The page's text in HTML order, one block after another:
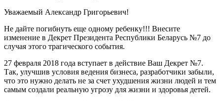
Уважаемый Александр Григорьевич!
Не дайте погибнуть еще одному ребенку!!! Внесите
изменение в Декрет Президента Республики Беларусь №7 до
случая этого трагического события.
27 февраля 2018 года вступает в действие Ваш Декрет №7.
Так, улучшив условия ведения бизнеса, разработчики забыли,
что это нужно делать не за счет ухудшения жизни людей и тем
самым создали реальную угрозу для жизни и здоровья детей.